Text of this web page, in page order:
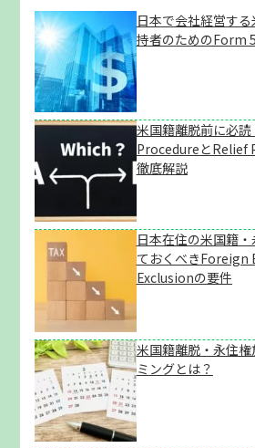
日本で会社経営す
持者のためのForm
米国籍離脱前に必
ProcedureとRelief
徹底解説
日本在住の米国籍
ておくべきForeign
Exclusionの要件
米国籍離脱・永住
ミングとは？